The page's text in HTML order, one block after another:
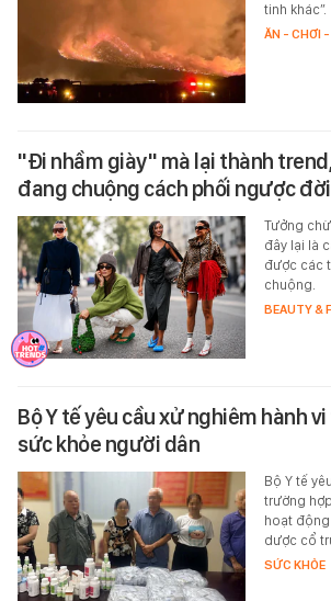
tinh khác”.
ĂN - CHƠI
"Đi nhầm giày" mà lại thành
đang chuộng cách phối ngược đời
Tưởng
đây lại là
được các
chuộng.
BEAUTY &
Bộ Y tế yêu cầu xử nghiêm hành
sức khỏe người dân
Bộ Y tế
trường
hoạt
dược cổ
SỨC KHỎE